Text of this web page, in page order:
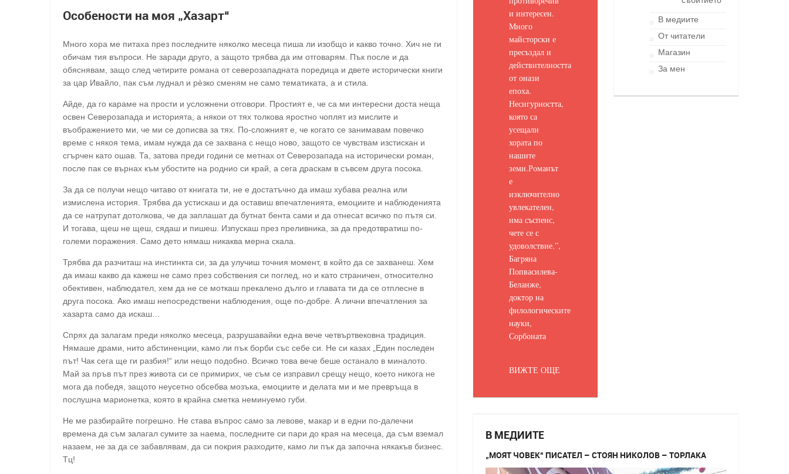
Особености на моя „Хазарт“
Много хора ме питаха през последните няколко месеца пиша ли изобщо и какво точно. Хич не ги
обичам тия въпроси. Не заради друго, а защото трябва да им отговарям. Пък после и да
обяснявам, защо след четирите романа от северозападната поредица и двете исторически книги
за цар Ивайло, пак съм луднал и рèзко сменям не само тематиката, а и стила.
Айде, да го караме на прости и усложнени отговори. Простият е, че са ми интересни доста неща
освен Северозапада и историята, а някои от тях толкова яростно чоплят из мислите и
въображението ми, че ми се дописва за тях. По-сложният е, че когато се занимавам повечко
време с някоя тема, имам нужда да се захвана с нещо ново, защото се чувствам изстискан и
сгърчен като ошав. Та, затова преди години се метнах от Северозапада на исторически роман,
после пак се върнах към убостите на роднио си край, а сега драскам в съвсем друга посока.
За да се получи нещо читаво от книгата ти, не е достатъчно да имаш хубава реална или
измислена история. Трябва да устискаш и да оставиш впечатленията, емоциите и наблюденията
да се натрупат дотолкова, че да заплашат да бутнат бента сами и да отнесат всичко по пътя си.
И тогава, щеш не щеш, сядаш и пишеш. Изпускаш през преливника, за да предотвратиш по-
големи поражения. Само дето нямаш никаква мерна скала.
Трябва да разчиташ на инстинкта си, за да улучиш точния момент, в който да се захванеш. Хем
да имаш какво да кажеш не само през собствения си поглед, но и като страничен, относително
обективен, наблюдател, хем да не се моткаш прекалено дълго и главата ти да се отплесне в
друга посока. Ако имаш непосредствени наблюдения, още по-добре. А лични впечатления за
хазарта само да искаш…
Спрях да залагам преди няколко месеца, разрушавайки една вече четвъртвековна традиция.
Нямаше драми, нито абстиненции, камо ли пък борби със себе си. Не си казах „Един последен
път! Чак сега ще ги разбия!“ или нещо подобно. Всичко това вече беше останало в миналото.
Май за пръв път през живота си се примирих, че съм се изправил срещу нещо, което никога не
мога да победя, защото неусетно обсебва мозъка, емоциите и делата ми и ме превръща в
послушна марионетка, която в крайна сметка неминуемо губи.
Не ме разбирайте погрешно. Не става въпрос само за левове, макар и в едни по-далечни
времена да съм залагал сумите за наема, последните си пари до края на месеца, да съм вземал
назаем, не за да се забавлявам, да си покрия разходите, камо ли пък да започна някакъв бизнес.
Тц!
и интересен.
Много
майсторски е
пресъздал и
действителността
от онази
епоха.
Несигурността,
която са
усещали
хората по
нашите
земи.Романът
е
изключително
увлекателен,
има съспенс,
чете се с
удоволствие.”,
Багряна
Попвасилева-
Беланже,
доктор на
филологическите
науки,
Сорбоната
ВИЖТЕ ОЩЕ
В медиите
От читатели
Магазин
За мен
В МЕДИИТЕ
„МОЯТ ЧОВЕК“ ПИСАТЕЛ – СТОЯН НИКОЛОВ – ТОРЛАКА